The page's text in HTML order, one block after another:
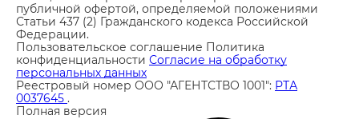
публичной офертой, определяемой положениями
Статьи 437 (2) Гражданского кодекса Российской
Федерации.
Пользовательское соглашение Политика
конфиденциальности Согласие на обработку
персональных данных
Реестровый номер ООО "АГЕНТСТВО 1001": РТА
0037645 .
Полная версия